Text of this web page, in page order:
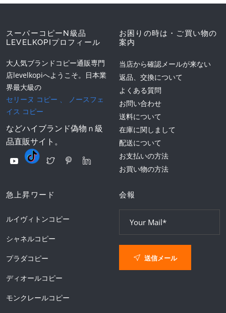
スーパーコピーN級品
LEVELKOPIプロフィール
大人気ブランドコピー通販専門
店levelkopiへようこそ。日本業
界最大級の
セリーヌ コピー 、
ノースフェ
イス コピー
などハイブランド偽物ｎ級
品直販サイト。
お困りの時は・ご買い物の
案内
当店から確認メールが来ない
返品、交換について
よくある質問
お問い合わせ
送料について
在庫に関しまして
配送について
お支払いの方法
お買い物の方法
急上昇ワード
ルイヴィトンコピー
シャネルコピー
プラダコピー
ディオールコピー
モンクレールコピー
会報
送信メール